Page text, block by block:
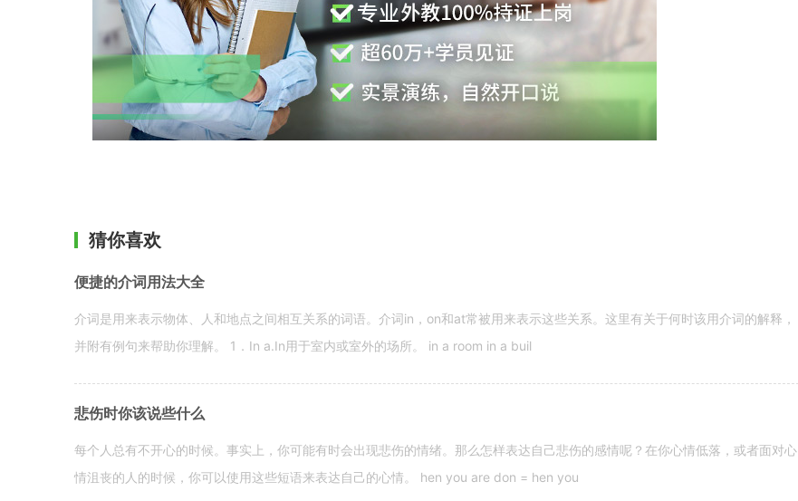
猜你喜欢
便捷的介词用法大全
介词是用来表示物体、人和地点之间相互关系的词语。介词in，on和at常被用来表示这些关系。这里有关于何时该用介词的解释，
并附有例句来帮助你理解。 1．In a.In用于室内或室外的场所。 in a room in a buil
悲伤时你该说些什么
每个人总有不开心的时候。事实上，你可能有时会出现悲伤的情绪。那么怎样表达自己悲伤的感情呢？在你心情低落，或者面对心
情沮丧的人的时候，你可以使用这些短语来表达自己的心情。 hen you are don = hen you